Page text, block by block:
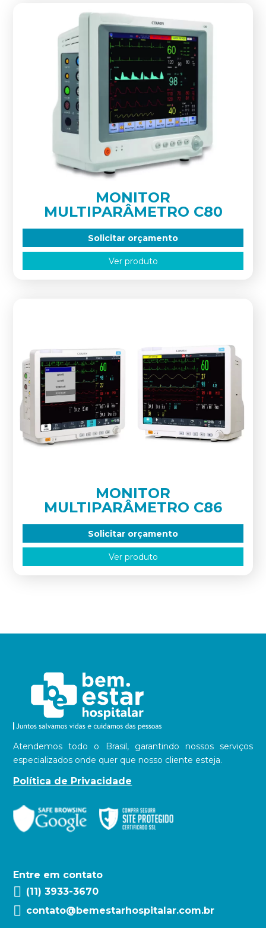
MONITOR
MULTIPARÂMETRO C80
Solicitar orçamento
Ver produto
MONITOR
MULTIPARÂMETRO C86
Solicitar orçamento
Ver produto
Atendemos todo o Brasil, garantindo nossos serviços
especializados onde quer que nosso cliente esteja.
Política de Privacidade
Entre em contato
(11) 3933-3670
contato@bemestarhospitalar.com.br